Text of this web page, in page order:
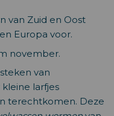
van Zuid en Oost
Europa voor.
november.
van
larfjes
terechtkomen. Deze